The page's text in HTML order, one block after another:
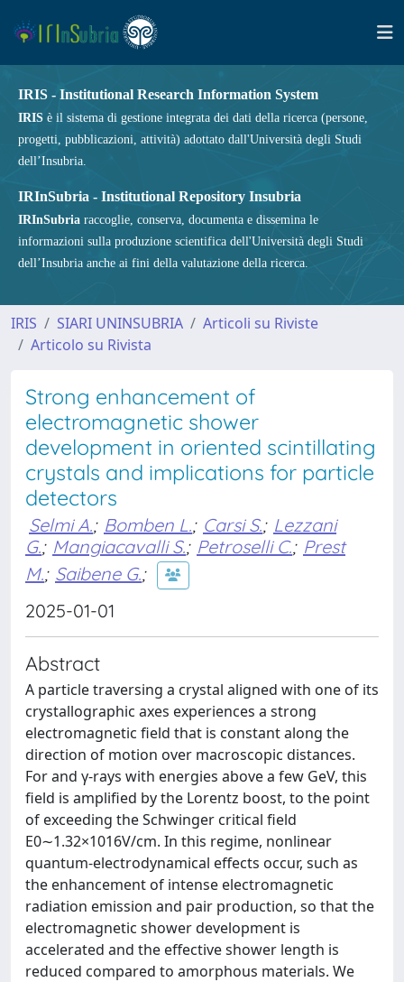
IRIS - Institutional Research Information System
IRIS è il sistema di gestione integrata dei dati della ricerca (persone,
progetti, pubblicazioni, attività) adottato dall'Università degli Studi
dell’Insubria.
IRInSubria - Institutional Repository Insubria
IRInSubria raccoglie, conserva, documenta e dissemina le
informazioni sulla produzione scientifica dell'Università degli Studi
dell’Insubria anche ai fini della valutazione della ricerca.
IRIS SIARI UNINSUBRIA
Articoli su Riviste
Articolo su Rivista
Strong enhancement of
electromagnetic shower
development in oriented scintillating
crystals and implications for particle
detectors
Selmi A.; Bomben L.; Carsi S.; Lezzani
G.; Mangiacavalli S.; Petroselli C.; Prest
M.; Saibene G.;
2025-01-01
Abstract
A particle traversing a crystal aligned with one of its
crystallographic axes experiences a strong
electromagnetic field that is constant along the
direction of motion over macroscopic distances.
For and γ-rays with energies above a few GeV, this
field is amplified by the Lorentz boost, to the point
of exceeding the Schwinger critical field
E0∼1.32×1016V/cm. In this regime, nonlinear
quantum-electrodynamical effects occur, such as
the enhancement of intense electromagnetic
radiation emission and pair production, so that the
electromagnetic shower development is
accelerated and the effective shower length is
reduced compared to amorphous materials. We